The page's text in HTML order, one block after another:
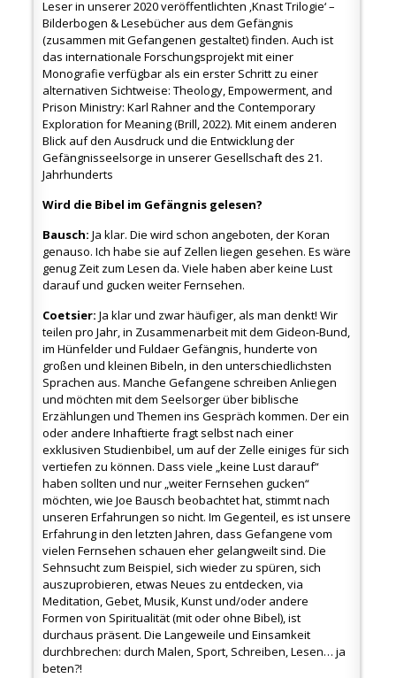
Leser in unserer 2020 veröffentlichten ‚Knast Trilogie‘ –
Bilderbogen & Lesebücher aus dem Gefängnis
(zusammen mit Gefangenen gestaltet) finden. Auch ist
das internationale Forschungsprojekt mit einer
Monografie verfügbar als ein erster Schritt zu einer
alternativen Sichtweise: Theology, Empowerment, and
Prison Ministry: Karl Rahner and the Contemporary
Exploration for Meaning (Brill, 2022). Mit einem anderen
Blick auf den Ausdruck und die Entwicklung der
Gefängnisseelsorge in unserer Gesellschaft des 21.
Jahrhunderts
Wird die Bibel im Gefängnis gelesen?
Bausch: Ja klar. Die wird schon angeboten, der Koran
genauso. Ich habe sie auf Zellen liegen gesehen. Es wäre
genug Zeit zum Lesen da. Viele haben aber keine Lust
darauf und gucken weiter Fernsehen.
Coetsier: Ja klar und zwar häufiger, als man denkt! Wir
teilen pro Jahr, in Zusammenarbeit mit dem Gideon-Bund,
im Hünfelder und Fuldaer Gefängnis, hunderte von
großen und kleinen Bibeln, in den unterschiedlichsten
Sprachen aus. Manche Gefangene schreiben Anliegen
und möchten mit dem Seelsorger über biblische
Erzählungen und Themen ins Gespräch kommen. Der ein
oder andere Inhaftierte fragt selbst nach einer
exklusiven Studienbibel, um auf der Zelle einiges für sich
vertiefen zu können. Dass viele „keine Lust darauf“
haben sollten und nur „weiter Fernsehen gucken“
möchten, wie Joe Bausch beobachtet hat, stimmt nach
unseren Erfahrungen so nicht. Im Gegenteil, es ist unsere
Erfahrung in den letzten Jahren, dass Gefangene vom
vielen Fernsehen schauen eher gelangweilt sind. Die
Sehnsucht zum Beispiel, sich wieder zu spüren, sich
auszuprobieren, etwas Neues zu entdecken, via
Meditation, Gebet, Musik, Kunst und/oder andere
Formen von Spiritualität (mit oder ohne Bibel), ist
durchaus präsent. Die Langeweile und Einsamkeit
durchbrechen: durch Malen, Sport, Schreiben, Lesen… ja
beten?!